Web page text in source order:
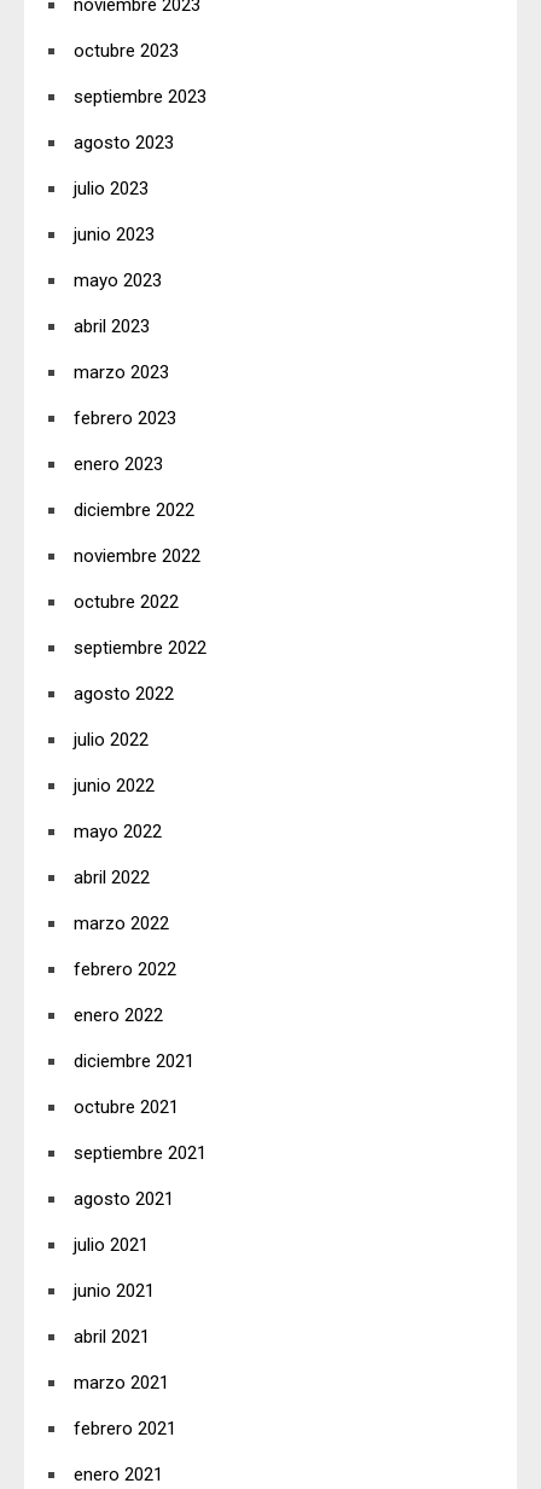
noviembre 2023
octubre 2023
septiembre 2023
agosto 2023
julio 2023
junio 2023
mayo 2023
abril 2023
marzo 2023
febrero 2023
enero 2023
diciembre 2022
noviembre 2022
octubre 2022
septiembre 2022
agosto 2022
julio 2022
junio 2022
mayo 2022
abril 2022
marzo 2022
febrero 2022
enero 2022
diciembre 2021
octubre 2021
septiembre 2021
agosto 2021
julio 2021
junio 2021
abril 2021
marzo 2021
febrero 2021
enero 2021